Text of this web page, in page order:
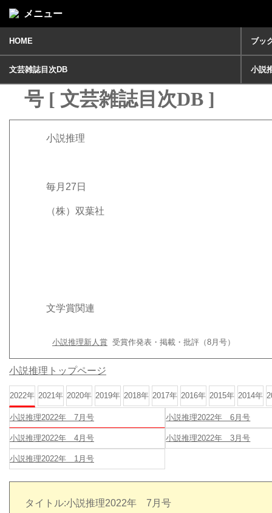
メニュー
HOME ブッ
文芸雑誌目次DB 小説
小説推理2022年 7月
号 [ 文芸雑誌目次DB ]
小説推理
毎月27日
（株）双葉社
文学賞関連
小説推理新人賞 受賞作発表・掲載・批評（8月号）
小説推理トップページ
2022年 2021年 2020年 2019年 2018年 2017年 2016年 2015年 2014年
小説推理2022年 7月号 小説推理2022年 6月号
小説推理2022年 4月号 小説推理2022年 3月号
小説推理2022年 1月号
タイトル:小説推理2022年 7月号